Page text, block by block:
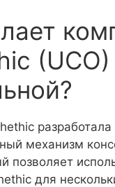
(UCO)
разработала
механизм
позволяет
для